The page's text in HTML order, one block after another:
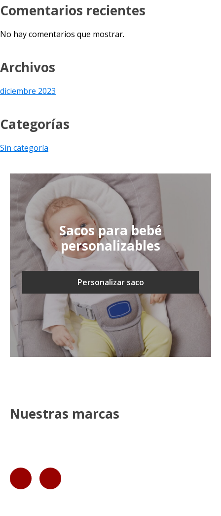
Comentarios recientes
No hay comentarios que mostrar.
Archivos
diciembre 2023
Categorías
Sin categoría
Sacos para bebé
personalizables
Personalizar saco
Nuestras marcas